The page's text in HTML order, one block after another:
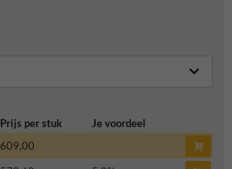
Prijs per stuk
Je voordeel
609,00